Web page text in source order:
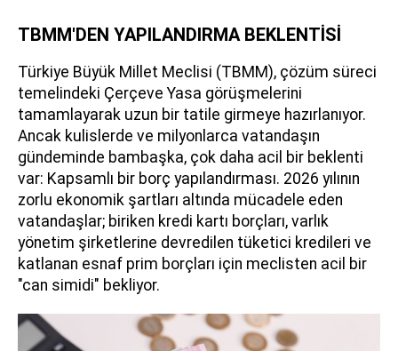
TBMM'DEN YAPILANDIRMA BEKLENTİSİ
Türkiye Büyük Millet Meclisi (TBMM), çözüm süreci
temelindeki Çerçeve Yasa görüşmelerini
tamamlayarak uzun bir tatile girmeye hazırlanıyor.
Ancak kulislerde ve milyonlarca vatandaşın
gündeminde bambaşka, çok daha acil bir beklenti
var: Kapsamlı bir borç yapılandırması. 2026 yılının
zorlu ekonomik şartları altında mücadele eden
vatandaşlar; biriken kredi kartı borçları, varlık
yönetim şirketlerine devredilen tüketici kredileri ve
katlanan esnaf prim borçları için meclisten acil bir
"can simidi" bekliyor.